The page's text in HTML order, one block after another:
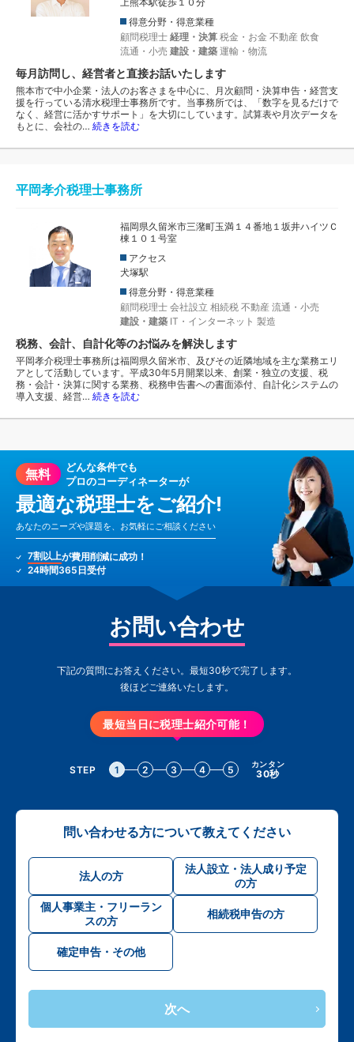
得意分野・得意業種
顧問税理士 経理・決算 税金・お金 不動産 飲食
流通・小売 建設・建築 運輸・物流
毎月訪問し、経営者と直接お話いたします
熊本市で中小企業・法人のお客さまを中心に、月次顧問・決算申告・経営支
援を行っている清水税理士事務所です。当事務所では、「数字を見るだけで
なく、経営に活かすサポート」を大切にしています。試算表や月次データを
もとに、会社の… 続きを読む
平岡孝介税理士事務所
福岡県久留米市三潴町玉満１４番地１坂井ハイツＣ
棟１０１号室
アクセス
犬塚駅
得意分野・得意業種
顧問税理士 会社設立 相続税 不動産 流通・小売
建設・建築 IT・インターネット 製造
税務、会計、自計化等のお悩みを解決します
平岡孝介税理士事務所は福岡県久留米市、及びその近隣地域を主な業務エリ
アとして活動しています。平成30年5月開業以来、創業・独立の支援、税
務・会計・決算に関する業務、税務申告書への書面添付、自計化システムの
導入支援、経営… 続きを読む
無料
どんな条件でも
プロのコーディネーターが
最適な税理士をご紹介!
あなたのニーズや課題を、お気軽にご相談ください
7割以上が費用削減に成功！
24時間365日受付
お問い合わせ
下記の質問にお答えください。最短30秒で完了します。
後ほどご連絡いたします。
最短当日に税理士紹介可能！
STEP 1 2 3 4 5 カンタン
30秒
問い合わせる方について教えてください
法人の方
法人設立・法人成り予定
の方
個人事業主・フリーラン
スの方
相続税申告の方
確定申告・その他
次へ